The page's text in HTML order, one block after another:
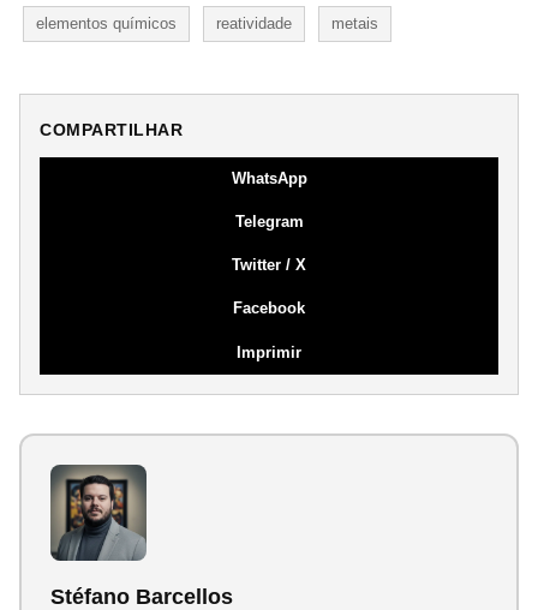
elementos químicos reatividade metais
COMPARTILHAR
WhatsApp
Telegram
Twitter / X
Facebook
Imprimir
Stéfano Barcellos